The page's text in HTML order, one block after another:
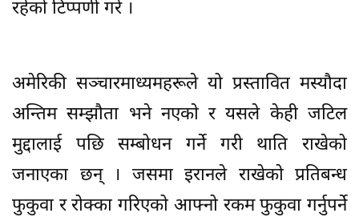
रहेको टिप्पणी गरे ।
अमेरिकी सञ्चारमाध्यमहरूले यो प्रस्तावित मस्यौदा
अन्तिम सम्झौता भने नएकाे र यसले केही जटिल
मुद्दालाई पछि सम्बोधन गर्ने गरी थाति राखेको
जनाएका छन् । जसमा इरानले राखेको प्रतिबन्ध
फुकुवा र रोक्का गरिएको आफ्नो रकम फुकुवा गर्नुपर्ने